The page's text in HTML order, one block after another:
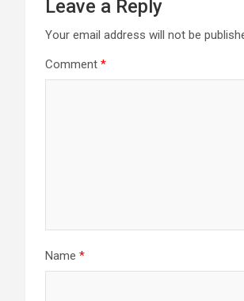
Leave a Reply
Your email address will not be
Comment *
Name *